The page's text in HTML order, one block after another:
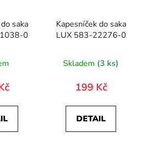
saka
0
Kapesníček do saka
LUX 583-22276-0
Skladem (3 ks)
199 Kč
DETAIL